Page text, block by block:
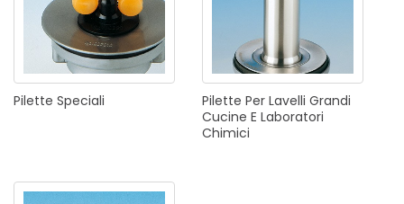
Pilette Speciali Pilette Per Lavelli Grandi
Cucine E Laboratori
Chimici